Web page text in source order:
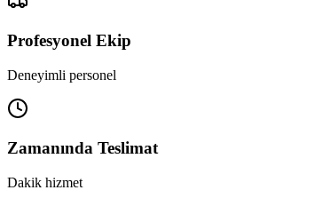
Profesyonel Ekip
Deneyimli personel
Zamanında Teslimat
Dakik hizmet